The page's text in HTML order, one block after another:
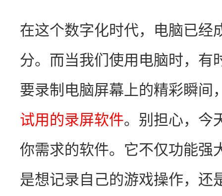
在这个数字化时代，电脑已经
分。而当我们使用电脑时，有
要录制电脑屏幕上的精彩瞬间
试用的录屏软件。别担心，今
你需求的软件。它不仅功能强
是想记录自己的游戏操作，还